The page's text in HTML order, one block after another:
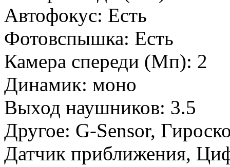
Автофокус: Есть
Фотовспышка: Есть
Камера спереди (Мп): 2
Динамик: моно
Выход наушников: 3.5
Другое: G-Sensor,
Датчик приближения,